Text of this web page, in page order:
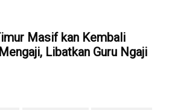
Masif kan Kembali
Libatkan Guru Ngaji